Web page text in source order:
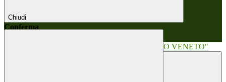
Chiudi
Conferma